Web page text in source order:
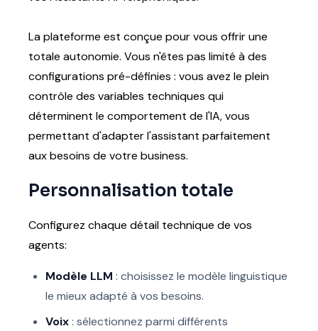
La plateforme est conçue pour vous offrir une
totale autonomie. Vous n'êtes pas limité à des
configurations pré-définies : vous avez le plein
contrôle des variables techniques qui
déterminent le comportement de l'IA, vous
permettant d'adapter l'assistant parfaitement
aux besoins de votre business.
Personnalisation totale
Configurez chaque détail technique de vos
agents:
Modèle LLM : choisissez le modèle linguistique
le mieux adapté à vos besoins.
Voix: sélectionnez parmi différents